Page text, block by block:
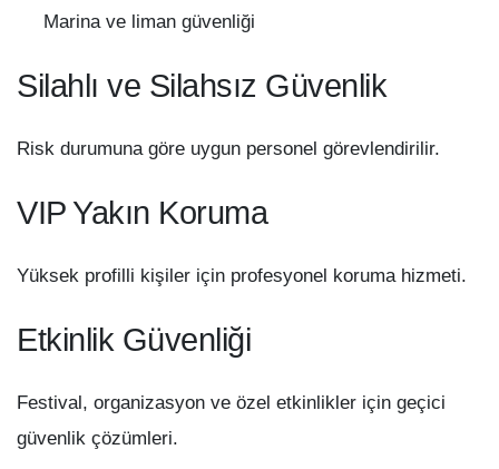
Marina ve liman güvenliği
Silahlı ve Silahsız Güvenlik
Risk durumuna göre uygun personel görevlendirilir.
VIP Yakın Koruma
Yüksek profilli kişiler için profesyonel koruma hizmeti.
Etkinlik Güvenliği
Festival, organizasyon ve özel etkinlikler için geçici
güvenlik çözümleri.